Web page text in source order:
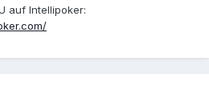
auf Intellipoker: